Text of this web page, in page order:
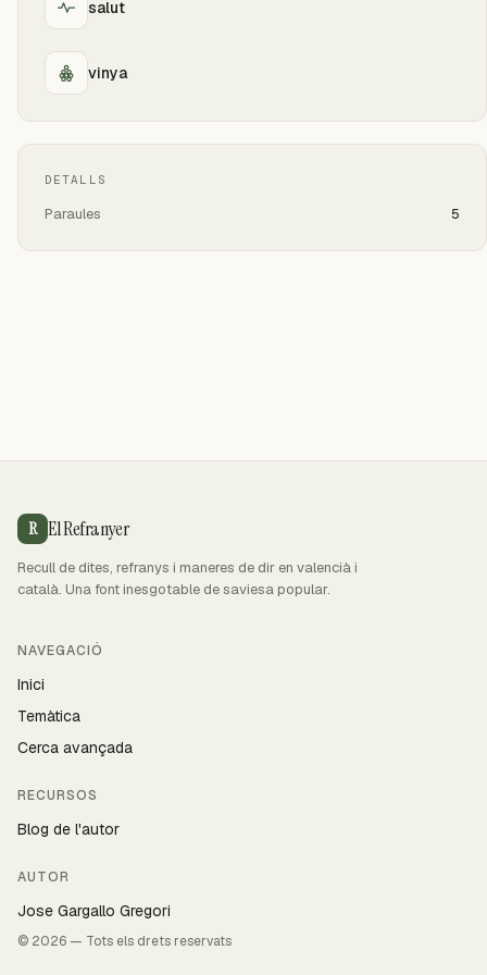
salut
vinya
DETALLS
Paraules 5
R El Refranyer
Recull de dites, refranys i maneres de dir en valencià i
català. Una font inesgotable de saviesa popular.
NAVEGACIÓ
Inici
Temàtica
Cerca avançada
RECURSOS
Blog de l'autor
AUTOR
Jose Gargallo Gregori
© 2026 — Tots els drets reservats